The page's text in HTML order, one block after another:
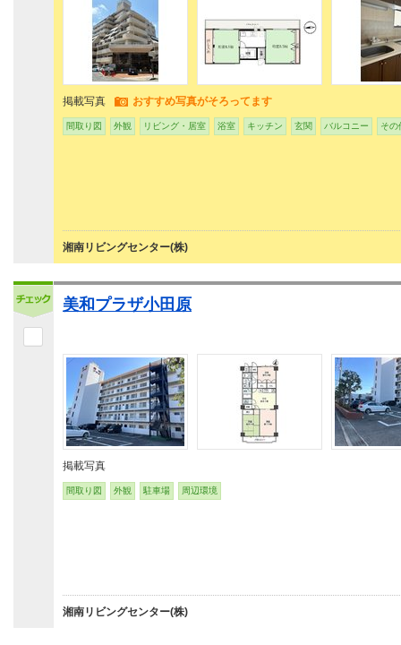
掲載写真 おすすめ写真がそろってます
間取り図 外観 リビング・居室 浴室 キッチン 玄関 バルコニー その
湘南リビングセンター(株)
美和プラザ小田原
掲載写真
間取り図 外観 駐車場 周辺環境
湘南リビングセンター(株)